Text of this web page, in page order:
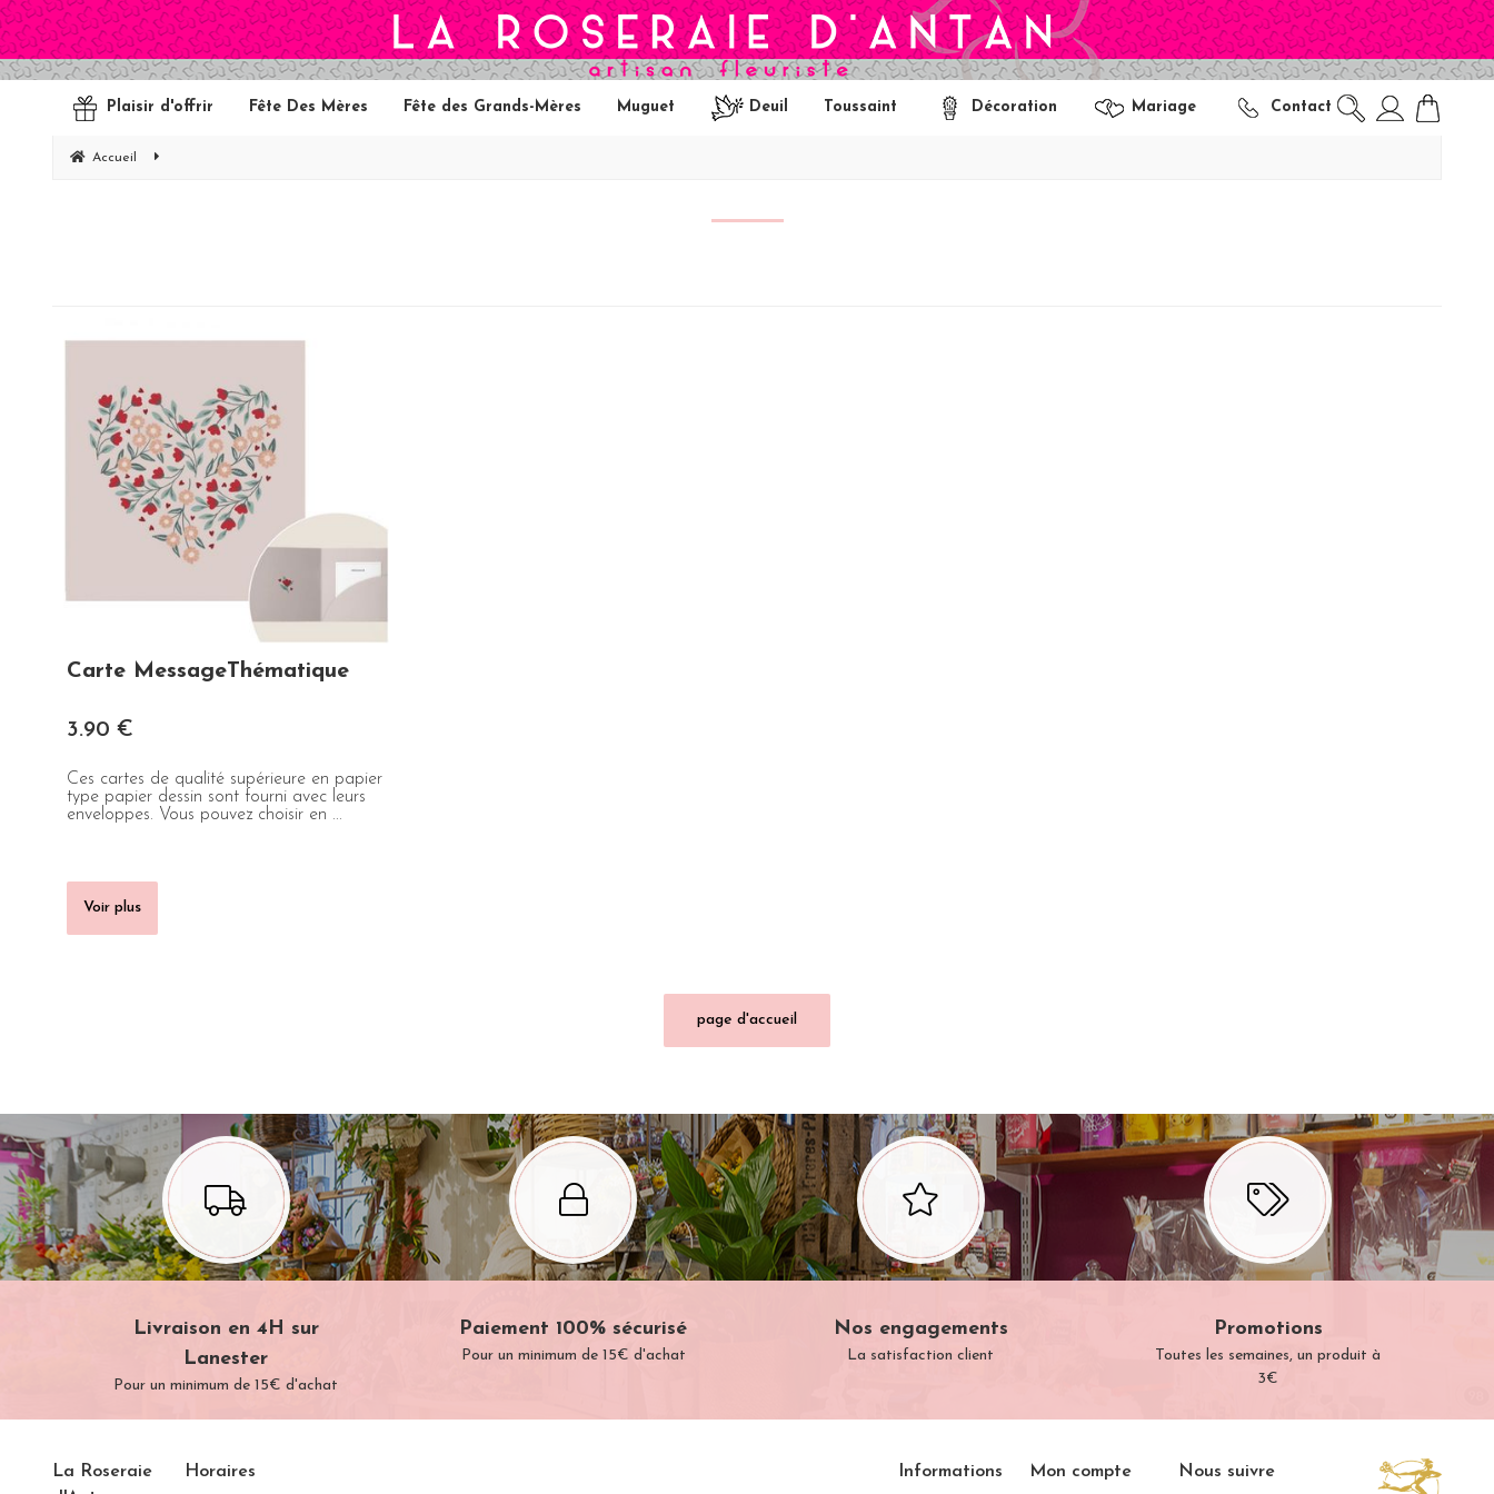
Plaisir d'offrir Fête Des Mères Fête des Grands-Mères Muguet Deuil Toussaint Décoration Mariage Contact
Accueil
Carte MessageThématique
3.90 €
Ces cartes de qualité supérieure en papier
type papier dessin sont fourni avec leurs
enveloppes. Vous pouvez choisir en ...
Livraison en 4H sur
Lanester
Pour un minimum de 15€ d'achat
Paiement 100% sécurisé
Pour un minimum de 15€ d'achat
Nos engagements
La satisfaction client
Promotions
Toutes les semaines, un produit à
3€
La Roseraie
Horaires Informations Mon compte Nous suivre